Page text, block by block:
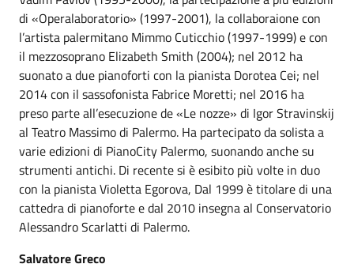
di «Operalaboratorio» (1997-2001), la collaboraione con
l’artista palermitano Mimmo Cuticchio (1997-1999) e con
il mezzosoprano Elizabeth Smith (2004); nel 2012 ha
suonato a due pianoforti con la pianista Dorotea Cei; nel
2014 con il sassofonista Fabrice Moretti; nel 2016 ha
preso parte all’esecuzione de «Le nozze» di Igor Stravinskij
al Teatro Massimo di Palermo. Ha partecipato da solista a
varie edizioni di PianoCity Palermo, suonando anche su
strumenti antichi. Di recente si è esibito più volte in duo
con la pianista Violetta Egorova, Dal 1999 è titolare di una
cattedra di pianoforte e dal 2010 insegna al Conservatorio
Alessandro Scarlatti di Palermo.
Salvatore Greco